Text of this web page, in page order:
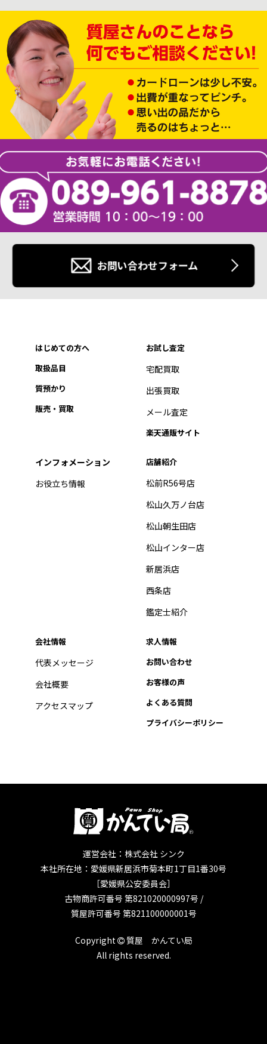
お問い合わせフォーム
はじめての方へ
取扱品目
質預かり
販売・買取
お試し査定
宅配買取
出張買取
メール査定
楽天通販サイト
インフォメーション
お役立ち情報
店舗紹介
松前R56号店
松山久万ノ台店
松山朝生田店
松山インター店
新居浜店
西条店
鑑定士紹介
会社情報
代表メッセージ
会社概要
アクセスマップ
求人情報
お問い合わせ
お客様の声
よくある質問
プライバシーポリシー
運営会社：株式会社 シンク
本社所在地：愛媛県新居浜市菊本町1丁目1番30号
［愛媛県公安委員会］
古物商許可番号 第821020000997号 /
質屋許可番号 第821100000001号
Copyright
質屋 かんてい局
All rights reserved.